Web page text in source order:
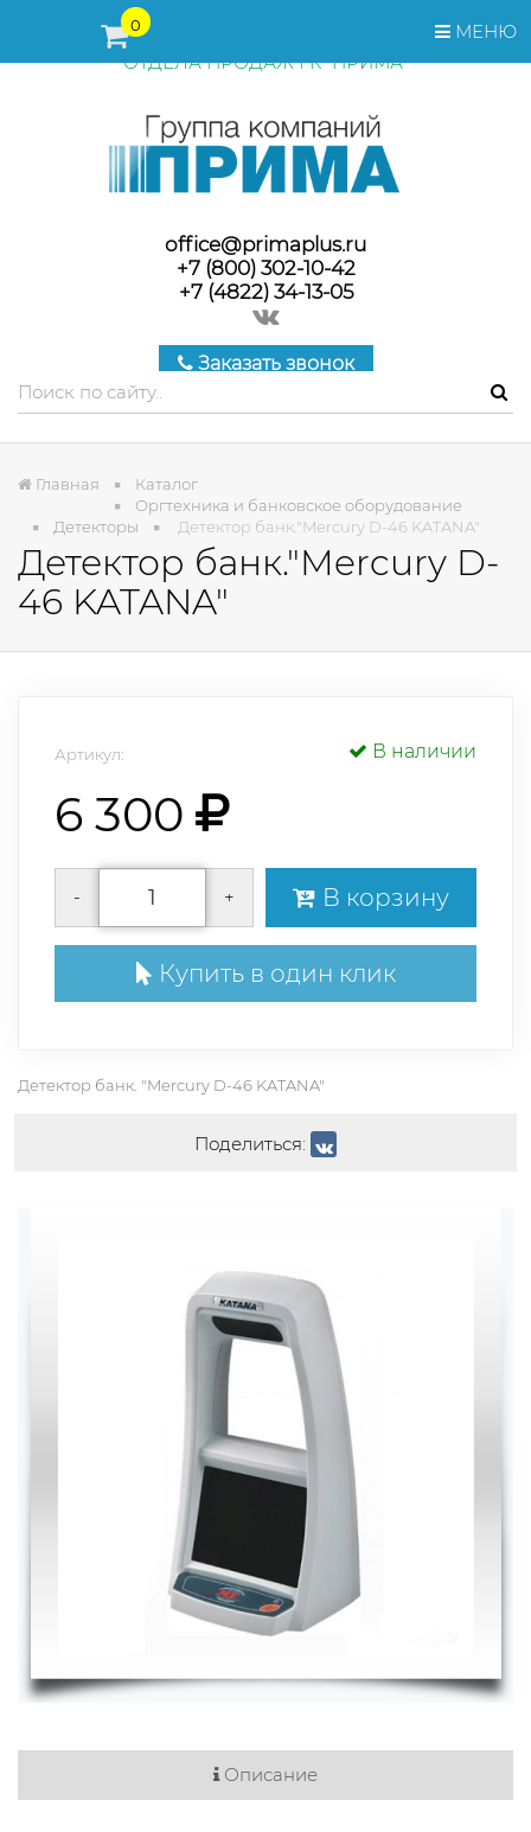
МЕНЮ
0
ПЕРЕД ОФОРМЛЕНИЕМ ЗАКАЗА, СТОИМОСТЬ И СРОКИ
ПОСТАВКИ ТОВАРА УТОЧНЯЙТЕ У МЕНЕДЖЕРОВ
ОТДЕЛА ПРОДАЖ ГК "ПРИМА"
office@primaplus.ru
+7 (800) 302-10-42
+7 (4822) 34-13-05
Заказать звонок
Главная
Каталог
Оргтехника и банковское оборудование
Детекторы
Детектор банк."Mercury D-46 KATANA"
Детектор банк."Mercury D-
46 KATANA"
Артикул: В наличии
6 300
- + В корзину
Купить в один клик
Детектор банк. "Mercury D-46 KATANA"
Поделиться:
Описание